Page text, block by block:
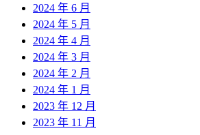
2024 年 6 月
2024 年 5 月
2024 年 4 月
2024 年 3 月
2024 年 2 月
2024 年 1 月
2023 年 12 月
2023 年 11 月